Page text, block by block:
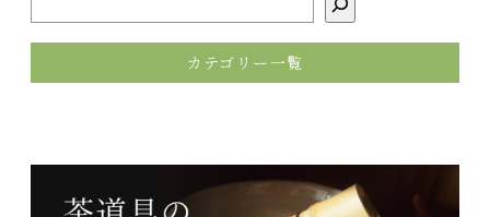
カテゴリー一覧